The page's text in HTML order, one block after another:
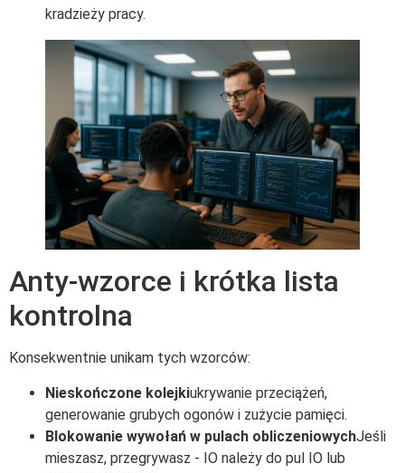
kradzieży pracy.
Anty-wzorce i krótka lista
kontrolna
Konsekwentnie unikam tych wzorców:
Nieskończone kolejkiukrywanie przeciążeń,
generowanie grubych ogonów i zużycie pamięci.
Blokowanie wywołań w pulach obliczeniowychJeśli
mieszasz, przegrywasz - IO należy do pul IO lub